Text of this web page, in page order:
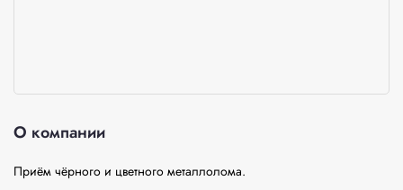
О компании
Приём чёрного и цветного металлолома.